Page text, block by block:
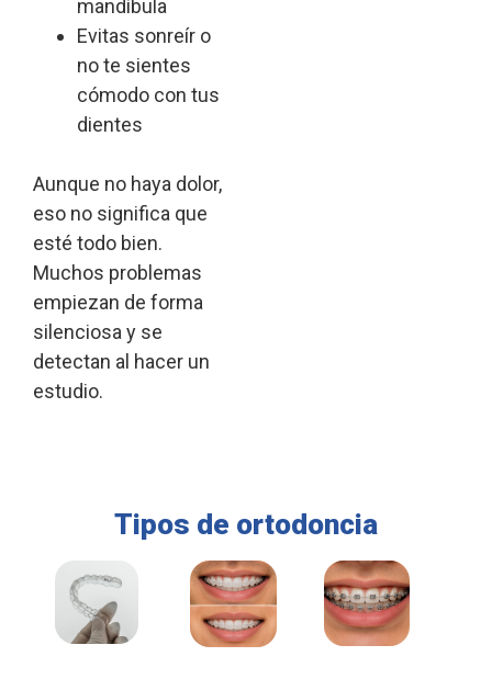
mandíbula
Evitas sonreír o
no te sientes
cómodo con tus
dientes
Aunque no haya dolor,
eso no significa que
esté todo bien.
Muchos problemas
empiezan de forma
silenciosa y se
detectan al hacer un
estudio.
Tipos de ortodoncia